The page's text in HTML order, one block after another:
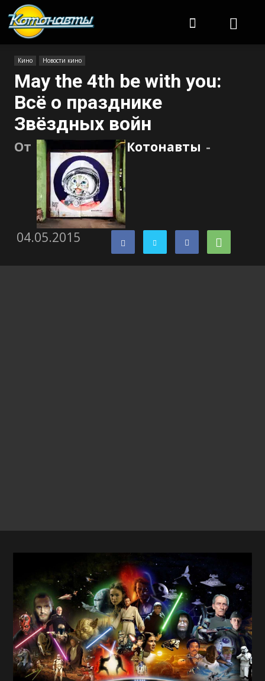
Кино Новости кино
May the 4th be with you:
Всё о празднике
Звёздных войн
От Котонавты -
04.05.2015